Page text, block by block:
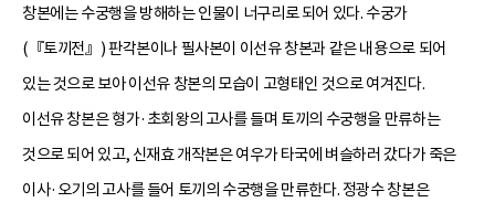
창본에는 수궁행을 방해하는 인물이 너구리로 되어 있다. 수궁가
(『토끼전』) 판각본이나 필사본이 이선유 창본과 같은 내용으로 되어
있는 것으로 보아 이선유 창본의 모습이 고형태인 것으로 여겨진다.
이선유 창본은 형가·초회왕의 고사를 들며 토끼의 수궁행을 만류하는
것으로 되어 있고, 신재효 개작본은 여우가 타국에 벼슬하러 갔다가 죽은
이사·오기의 고사를 들어 토끼의 수궁행을 만류한다. 정광수 창본은